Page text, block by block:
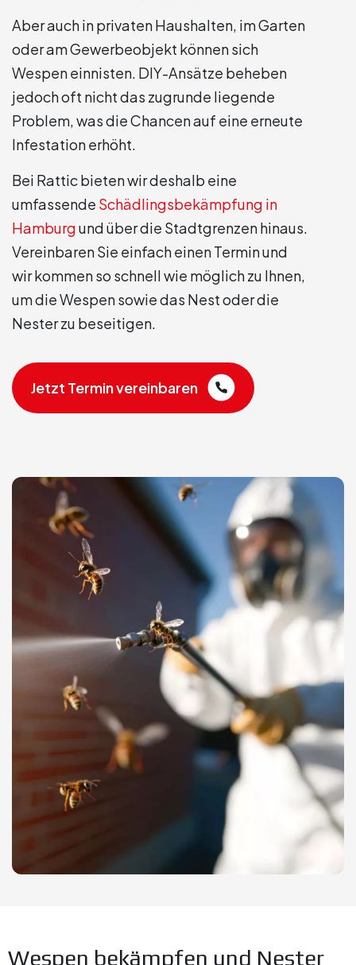
Aber auch in privaten Haushalten, im Garten
oder am Gewerbeobjekt können sich
Wespen einnisten. DIY-Ansätze beheben
jedoch oft nicht das zugrunde liegende
Problem, was die Chancen auf eine erneute
Infestation erhöht.
Bei Rattic bieten wir deshalb eine
umfassende Schädlingsbekämpfung in
Hamburgund über die Stadtgrenzen hinaus.
Vereinbaren Sie einfach einen Termin und
wir kommen so schnell wie möglich zu Ihnen,
um die Wespen sowie das Nest oder die
Nester zu beseitigen.
Jetzt Termin vereinbaren
Wespen bekämpfen und Nester